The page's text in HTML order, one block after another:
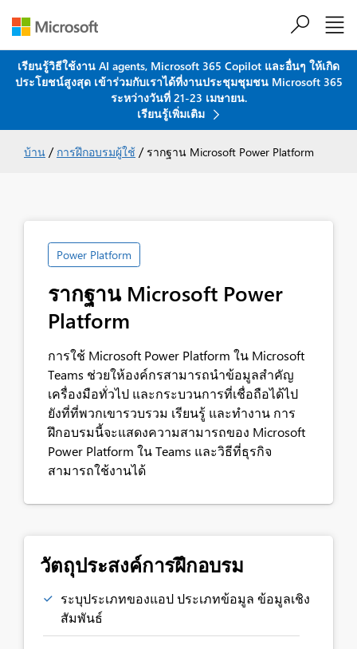
ข้ามไปที่เนื้อหาหลัก
เรียนรู้วิธีใช้งาน AI agents, Microsoft 365 Copilot และอื่นๆ ให้เกิด
ประโยชน์สูงสุด เข้าร่วมกับเราได้ที่งานประชุมชุมชน Microsoft 365
ระหว่างวันที่ 21-23 เมษายน.
เรียนรู้เพิ่มเติม
บ้าน / การฝึกอบรมผู้ใช้ /รากฐาน Microsoft Power Platform
Power Platform
รากฐาน Microsoft Power
Platform
การใช้ Microsoft Power Platform ใน Microsoft
Teams ช่วยให้องค์กรสามารถนำข้อมูลสำคัญ
เครื่องมือทั่วไป และกระบวนการที่เชื่อถือได้ไป
ยังที่ที่พวกเขารวบรวม เรียนรู้ และทำงาน การ
ฝึกอบรมนี้จะแสดงความสามารถของ Microsoft
Power Platform ใน Teams และวิธีที่ธุรกิจ
สามารถใช้งานได้
วัตถุประสงค์การฝึกอบรม
ระบุประเภทของแอป ประเภทข้อมูล ข้อมูลเชิง
สัมพันธ์